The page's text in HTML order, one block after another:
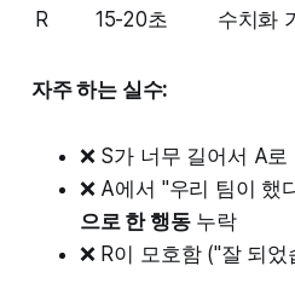
R 15-20초 수치화
자주 하는 실수:
❌ S가 너무 길어서 A
❌ A에서 "우리 팀이 했
으로 한 행동누락
❌ R이 모호함 ("잘 되